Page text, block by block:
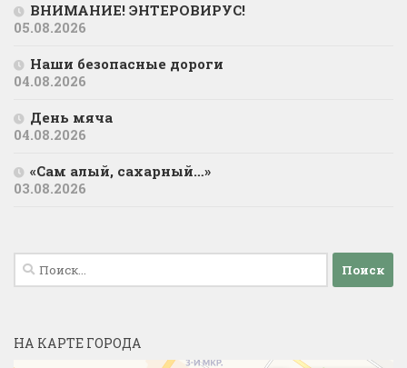
ВНИМАНИЕ! ЭНТЕРОВИРУС!
05.08.2026
Наши безопасные дороги
04.08.2026
День мяча
04.08.2026
«Сам алый, сахарный…»
03.08.2026
Найти:
НА КАРТЕ ГОРОДА